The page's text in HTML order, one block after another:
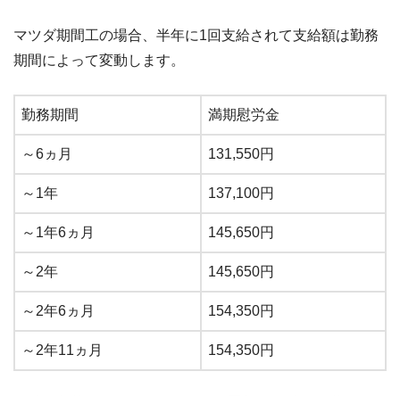
マツダ期間工の場合、半年に1回支給されて支給額は勤務
期間によって変動します。
勤務期間 満期慰労金
～6ヵ月 131,550円
～1年 137,100円
～1年6ヵ月 145,650円
～2年 145,650円
～2年6ヵ月 154,350円
～2年11ヵ月 154,350円